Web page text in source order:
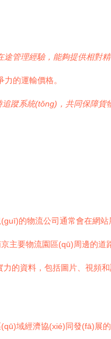
管理經驗，能夠提供相對
的運輸價格。
蹤系統(tǒng)，共同保障貨
的物流公司通常會在網
主要物流園區(qū)周邊的道
的資料，包括圖片、視頻和
域經濟協(xié)同發(fā)